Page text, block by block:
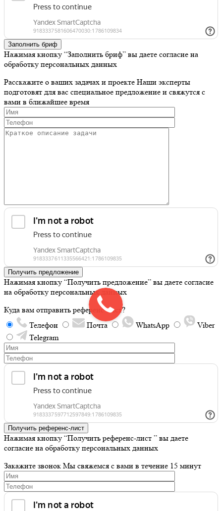
Заполнить бриф
Нажимая кнопку “Заполнить бриф” вы даете согласие на
обработку персональных данных
Расскажите о ваших задачах и проекте Наши эксперты
подготовят для вас специальное предложение и свяжутся с
вами в ближайшее время
Получить предложение
Нажимая кнопку “Получить предложение” вы даете согласие
на обработку персональных данных
Куда вам отправить референс-лист?
Телефон
Почта WhatsApp
Viber
Telegram
Получить референс-лист
Нажимая кнопку “Получить референс-лист ” вы даете
согласие на обработку персональных данных
Закажите звонок Мы свяжемся с вами в течение 15 минут